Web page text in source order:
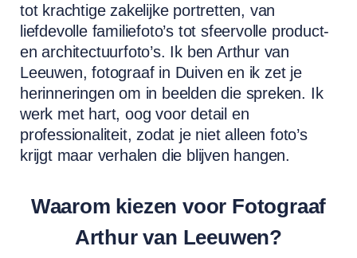
tot krachtige zakelijke portretten, van
liefdevolle familiefoto’s tot sfeervolle product-
en architectuurfoto’s. Ik ben Arthur van
Leeuwen, fotograaf in Duiven en ik zet je
herinneringen om in beelden die spreken. Ik
werk met hart, oog voor detail en
professionaliteit, zodat je niet alleen foto’s
krijgt maar verhalen die blijven hangen.
Waarom kiezen voor Fotograaf
Arthur van Leeuwen?